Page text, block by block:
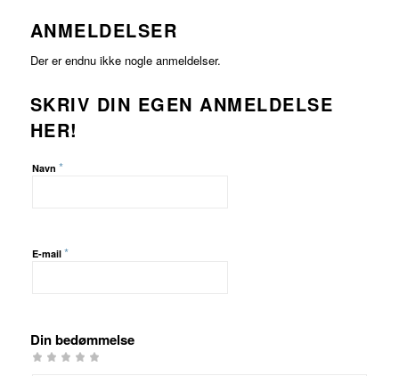
ANMELDELSER
Der er endnu ikke nogle anmeldelser.
SKRIV DIN EGEN ANMELDELSE
HER!
Navn *
E-mail *
Din bedømmelse